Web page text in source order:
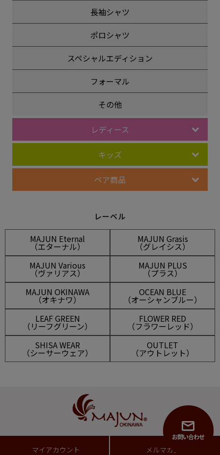
長袖シャツ
ポロシャツ
スペシャルエディション
フォーマル
その他
レディース
キッズ
ペア商品
レーベル
MAJUN Eternal
（エターナル）
MAJUN Grasis
（グレイシス）
MAJUN Various
（ヴァリアス）
MAJUN PLUS
（プラス）
MAJUN OKINAWA
（オキナワ）
OCEAN BLUE
（オーシャンブルー）
LEAF GREEN
（リーフグリーン）
FLOWER RED
（フラワーレッド）
SHISA WEAR
（シーサーウェア）
OUTLET
（アウトレット）
マイアカウント メルマガ登録
お問い合わせ